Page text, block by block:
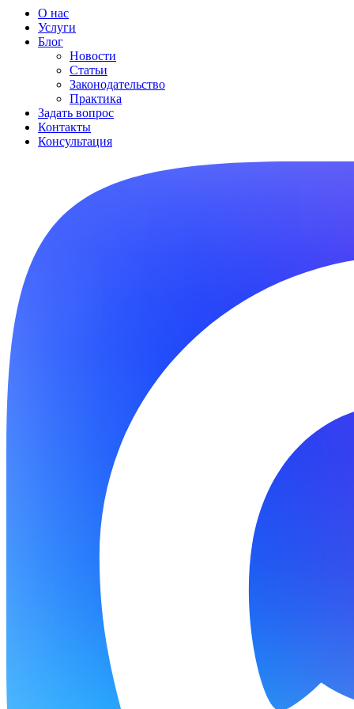
О нас
Услуги
Блог
Новости
Статьи
Законодательство
Практика
Задать вопрос
Контакты
Консультация